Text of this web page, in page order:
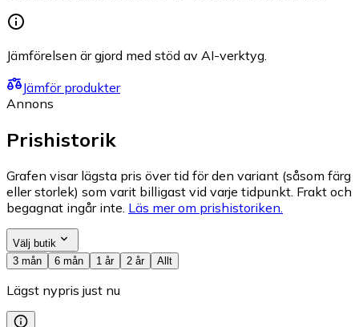
Jämförelsen är gjord med stöd av AI-verktyg.
Jämför produkter
Annons
Prishistorik
Grafen visar lägsta pris över tid för den variant (såsom färg
eller storlek) som varit billigast vid varje tidpunkt. Frakt och
begagnat ingår inte. Läs mer om prishistoriken.
Välj butik
3 mån
6 mån 1 år 2 år Allt
Lägst nypris just nu